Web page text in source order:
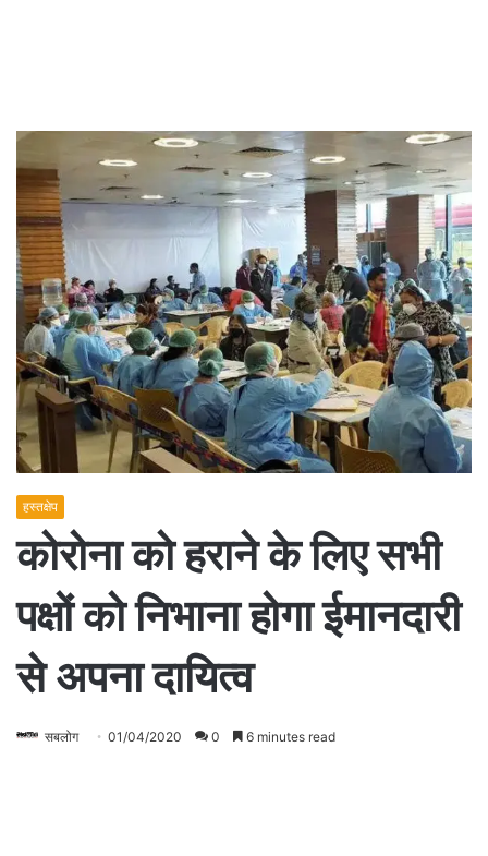
हस्तक्षेप
कोरोना को हराने के लिए सभी
पक्षों को निभाना होगा ईमानदारी
से अपना दायित्व
सबलोग 01/04/2020 0 6 minutes read